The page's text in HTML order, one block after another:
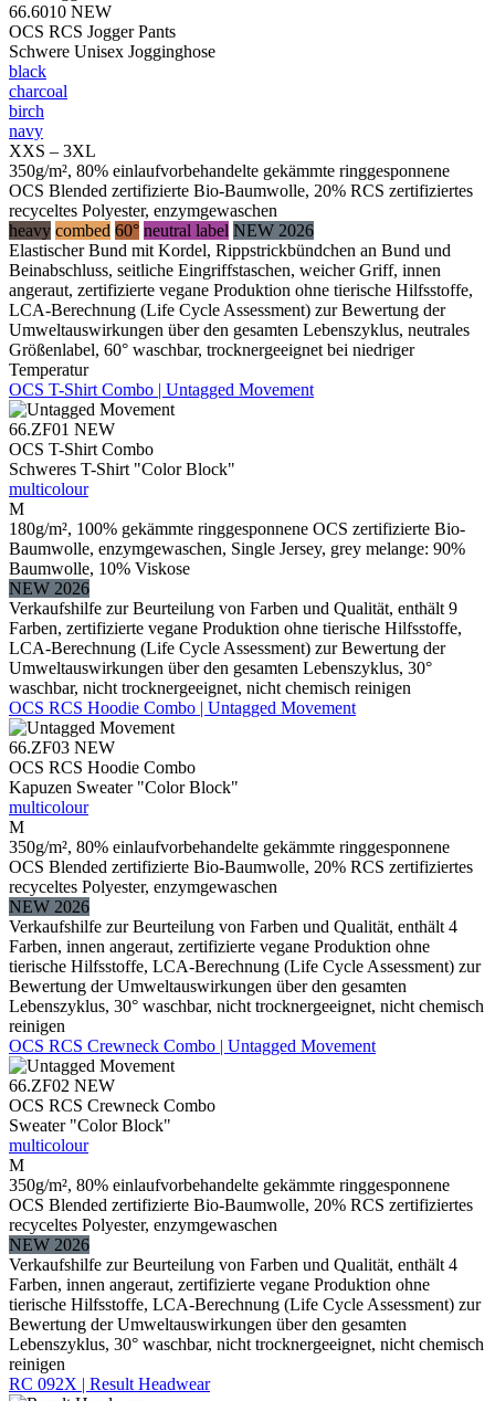
66.6010 NEW
OCS RCS Jogger Pants
Schwere Unisex Jogginghose
black
charcoal
birch
navy
XXS – 3XL
350g/m², 80% einlaufvorbehandelte gekämmte ringgesponnene
OCS Blended zertifizierte Bio-Baumwolle, 20% RCS zertifiziertes
recyceltes Polyester, enzymgewaschen
heavy combed 60° neutral label NEW 2026
Elastischer Bund mit Kordel, Rippstrickbündchen an Bund und
Beinabschluss, seitliche Eingriffstaschen, weicher Griff, innen
angeraut, zertifizierte vegane Produktion ohne tierische Hilfsstoffe,
LCA-Berechnung (Life Cycle Assessment) zur Bewertung der
Umweltauswirkungen über den gesamten Lebenszyklus, neutrales
Größenlabel, 60° waschbar, trocknergeeignet bei niedriger
Temperatur
OCS T-Shirt Combo | Untagged Movement
66.ZF01 NEW
OCS T-Shirt Combo
Schweres T-Shirt "Color Block"
multicolour
M
180g/m², 100% gekämmte ringgesponnene OCS zertifizierte Bio-
Baumwolle, enzymgewaschen, Single Jersey, grey melange: 90%
Baumwolle, 10% Viskose
NEW 2026
Verkaufshilfe zur Beurteilung von Farben und Qualität, enthält 9
Farben, zertifizierte vegane Produktion ohne tierische Hilfsstoffe,
LCA-Berechnung (Life Cycle Assessment) zur Bewertung der
Umweltauswirkungen über den gesamten Lebenszyklus, 30°
waschbar, nicht trocknergeeignet, nicht chemisch reinigen
OCS RCS Hoodie Combo | Untagged Movement
66.ZF03 NEW
OCS RCS Hoodie Combo
Kapuzen Sweater "Color Block"
multicolour
M
350g/m², 80% einlaufvorbehandelte gekämmte ringgesponnene
OCS Blended zertifizierte Bio-Baumwolle, 20% RCS zertifiziertes
recyceltes Polyester, enzymgewaschen
NEW 2026
Verkaufshilfe zur Beurteilung von Farben und Qualität, enthält 4
Farben, innen angeraut, zertifizierte vegane Produktion ohne
tierische Hilfsstoffe, LCA-Berechnung (Life Cycle Assessment) zur
Bewertung der Umweltauswirkungen über den gesamten
Lebenszyklus, 30° waschbar, nicht trocknergeeignet, nicht chemisch
reinigen
OCS RCS Crewneck Combo | Untagged Movement
66.ZF02 NEW
OCS RCS Crewneck Combo
Sweater "Color Block"
multicolour
M
350g/m², 80% einlaufvorbehandelte gekämmte ringgesponnene
OCS Blended zertifizierte Bio-Baumwolle, 20% RCS zertifiziertes
recyceltes Polyester, enzymgewaschen
NEW 2026
Verkaufshilfe zur Beurteilung von Farben und Qualität, enthält 4
Farben, innen angeraut, zertifizierte vegane Produktion ohne
tierische Hilfsstoffe, LCA-Berechnung (Life Cycle Assessment) zur
Bewertung der Umweltauswirkungen über den gesamten
Lebenszyklus, 30° waschbar, nicht trocknergeeignet, nicht chemisch
reinigen
RC 092X | Result Headwear